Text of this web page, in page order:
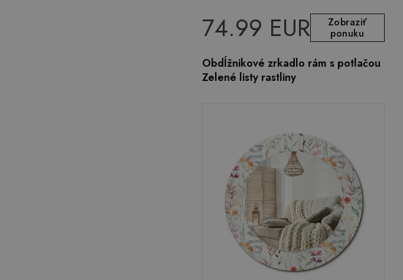
74.99 EUR
Zobraziť
ponuku
Obdĺžnikové zrkadlo rám s potlačou
Zelené listy rastliny